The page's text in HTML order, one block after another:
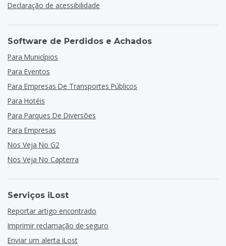
Declaração de acessibilidade
Software de Perdidos e Achados
Para Municípios
Para Eventos
Para Empresas De Transportes Públicos
Para Hotéis
Para Parques De Diversões
Para Empresas
Nos Veja No G2
Nos Veja No Capterra
Serviços iLost
Reportar artigo encontrado
Imprimir reclamação de seguro
Enviar um alerta iLost